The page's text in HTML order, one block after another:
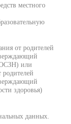
местного
от родителей
ОСЗН) или
родителей
здоровья)
данных.